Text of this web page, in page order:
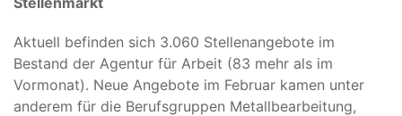
Aktuell befinden sich 3.060 Stellenangebote im
Bestand der Agentur für Arbeit (83 mehr als im
Vormonat). Neue Angebote im Februar kamen unter
anderem für die Berufsgruppen Metallbearbeitung,